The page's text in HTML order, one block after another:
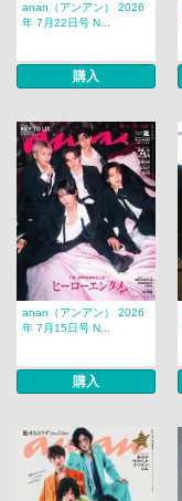
anan（アンアン） 2026
年 7月22日号 N...
購入
anan（アンアン） 2026
年 7月15日号 N...
購入